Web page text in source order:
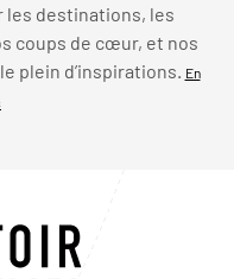
les destinations, les
coups de cœur, et nos
plein d’inspirations.
En